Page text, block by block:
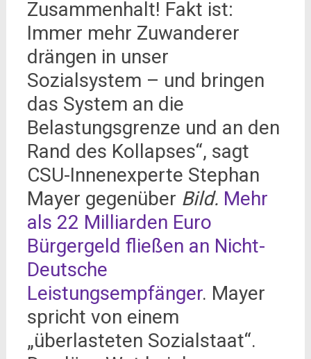
Zusammenhalt! Fakt ist:
Immer mehr Zuwanderer
drängen in unser
Sozialsystem – und bringen
das System an die
Belastungsgrenze und an den
Rand des Kollapses“, sagt
CSU-Innenexperte Stephan
Mayer gegenüber Bild. Mehr
als 22 Milliarden Euro
Bürgergeld fließen an Nicht-
Deutsche
Leistungsempfänger. Mayer
spricht von einem
„überlasteten Sozialstaat“.